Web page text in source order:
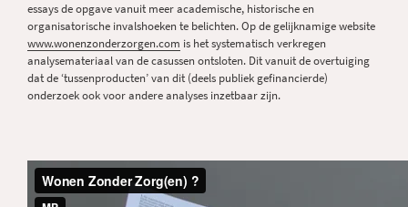
essays de opgave vanuit meer academische, historische en
organisatorische invalshoeken te belichten. Op de gelijknamige website
www.wonenzonderzorgen.com is het systematisch verkregen
analysemateriaal van de casussen ontsloten. Dit vanuit de overtuiging
dat de ‘tussenproducten’ van dit (deels publiek gefinancierde)
onderzoek ook voor andere analyses inzetbaar zijn.